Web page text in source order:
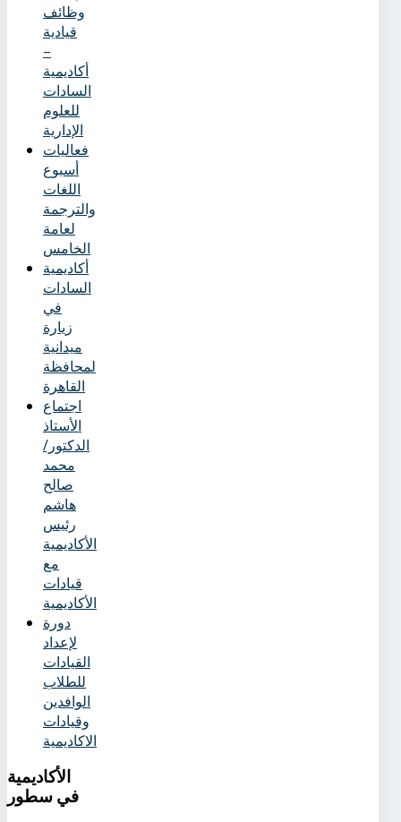
وظائف
قيادية
–
أكاديمية
السادات
للعلوم
الإدارية
فعاليات
أسبوع
اللغات
والترجمة
لعامة
الخامس
أكاديمية
السادات
في
زيارة
ميدانية
لمحافظة
القاهرة
اجتماع
الأستاذ
الدكتور/
محمد
صالح
هاشم
رئيس
الأكاديمية
مع
قيادات
الأكاديمية
دورة
لإعداد
القيادات
للطلاب
الوافدين
وقيادات
الاكاديمية
الأكاديمية
في سطور